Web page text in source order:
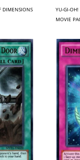
DIMENSIONS
YU-GI-OH!
MOVIE